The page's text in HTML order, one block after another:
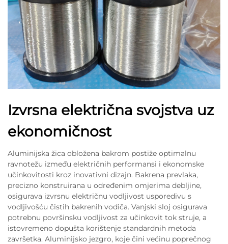
Izvrsna električna svojstva uz
ekonomičnost
Aluminijska žica obložena bakrom postiže optimalnu
ravnotežu između električnih performansi i ekonomske
učinkovitosti kroz inovativni dizajn. Bakrena prevlaka,
precizno konstruirana u određenim omjerima debljine,
osigurava izvrsnu električnu vodljivost usporedivu s
vodljivošću čistih bakrenih vodiča. Vanjski sloj osigurava
potrebnu površinsku vodljivost za učinkovit tok struje, a
istovremeno dopušta korištenje standardnih metoda
završetka. Aluminijsko jezgro, koje čini većinu poprečnog